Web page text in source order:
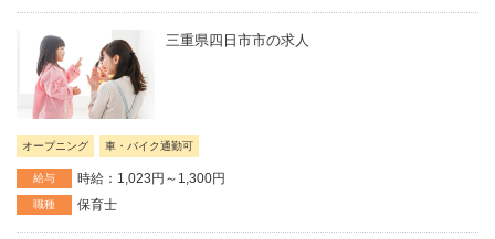
三重県四日市市の求人
オープニング 車・バイク通勤可
給与 時給：1,023円～1,300円
職種 保育士